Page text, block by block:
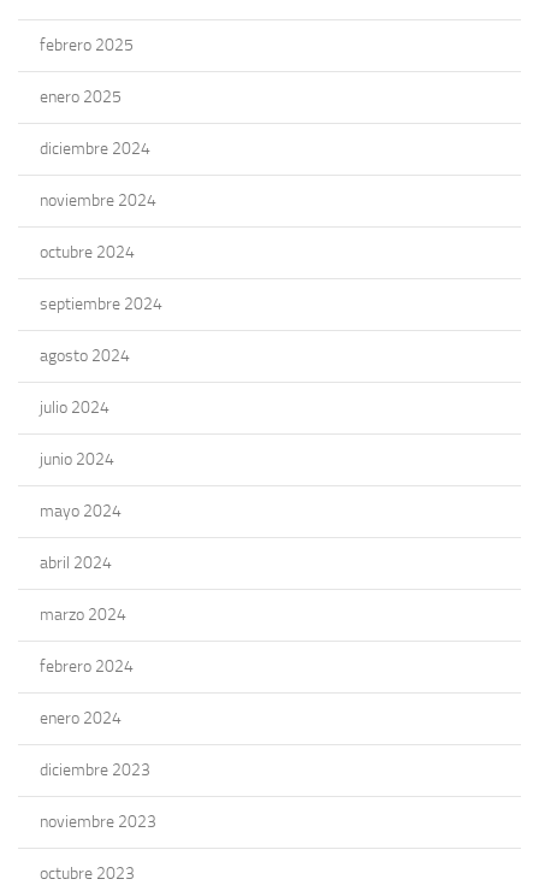
febrero 2025
enero 2025
diciembre 2024
noviembre 2024
octubre 2024
septiembre 2024
agosto 2024
julio 2024
junio 2024
mayo 2024
abril 2024
marzo 2024
febrero 2024
enero 2024
diciembre 2023
noviembre 2023
octubre 2023